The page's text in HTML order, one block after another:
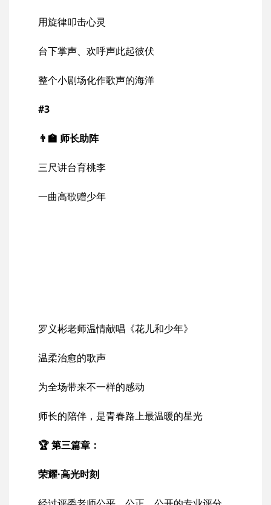
用旋律叩击心灵
台下掌声、欢呼声此起彼伏
整个小剧场化作歌声的海洋
#3
👨‍🏫 师长助阵
三尺讲台育桃李
一曲高歌赠少年
罗义彬老师温情献唱《花儿和少年》
温柔治愈的歌声
为全场带来不一样的感动
师长的陪伴，是青春路上最温暖的星光
🏆 第三篇章：
荣耀·高光时刻